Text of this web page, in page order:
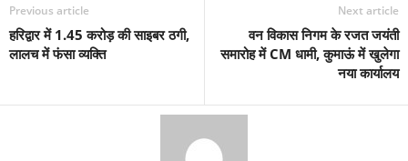
Previous article
हरिद्वार में 1.45 करोड़ की साइबर ठगी,
लालच में फंसा व्यक्ति
Next article
वन विकास निगम के रजत जयंती
समारोह में CM धामी, कुमाऊं में खुलेगा
नया कार्यालय